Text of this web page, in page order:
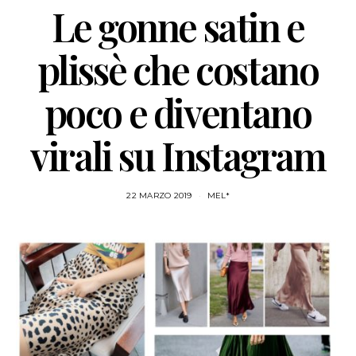
Le gonne satin e
plissè che costano
poco e diventano
virali su Instagram
22 MARZO 2019 MEL*